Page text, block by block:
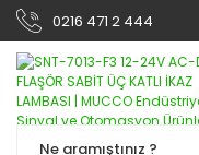
0216 471 2 444